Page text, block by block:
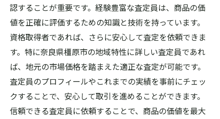
認することが重要です。経験豊富な査定員は、商品の価
値を正確に評価するための知識と技術を持っています。
資格取得者であれば、さらに安心して査定を依頼できま
す。特に奈良県橿原市の地域特性に詳しい査定員であれ
ば、地元の市場価格を踏まえた適正な査定が可能です。
査定員のプロフィールやこれまでの実績を事前にチェッ
クすることで、安心して取引を進めることができます。
信頼できる査定員に依頼することで、商品の価値を最大